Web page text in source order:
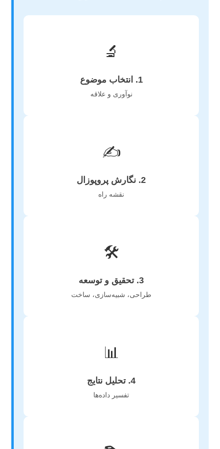
🔬
1. انتخاب موضوع
نوآوری و علاقه
✍️
2. نگارش پروپوزال
نقشه راه
🛠️
3. تحقیق و توسعه
طراحی، شبیه‌سازی، ساخت
📊
4. تحلیل نتایج
تفسیر داده‌ها